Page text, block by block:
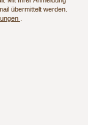
übermittelt werden.
.